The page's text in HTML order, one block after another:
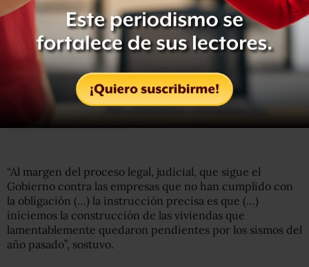
“Al margen del proceso legal, judicial, que sigue el
Gobierno contra las empresas que no han cumplido con
la obligación (…) la instrucción precisa es que (…)
iniciemos la construcción de las viviendas que
lamentablemente quedaron pendientes por los sismos del
año pasado”, sostuvo.